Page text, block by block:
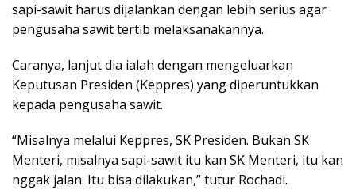
sapi-sawit harus dijalankan dengan lebih serius agar
pengusaha sawit tertib melaksanakannya.
Caranya, lanjut dia ialah dengan mengeluarkan
Keputusan Presiden (Keppres) yang diperuntukkan
kepada pengusaha sawit.
“Misalnya melalui Keppres, SK Presiden. Bukan SK
Menteri, misalnya sapi-sawit itu kan SK Menteri, itu kan
nggak jalan. Itu bisa dilakukan,” tutur Rochadi.